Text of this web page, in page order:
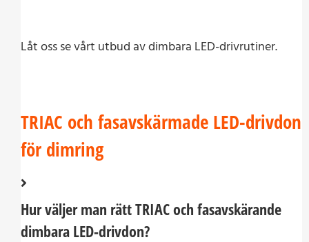
Låt oss se vårt utbud av dimbara LED-drivrutiner.
TRIAC och fasavskärmade LED-drivdon
för dimring
Hur väljer man rätt TRIAC och fasavskärande
dimbara LED-drivdon?